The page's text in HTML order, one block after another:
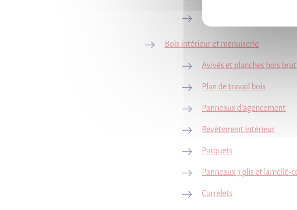
Bois Exotique Extérieur
Bois intérieur et menuiserie
Avivés et planches bois brut
Plan de travail bois
Panneaux d'agencement
Revêtement intérieur
Parquets
Panneaux 3 plis et lamellé-
Carrelets